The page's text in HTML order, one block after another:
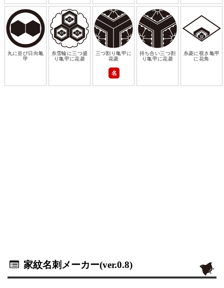
丸に並び日向亀
甲
糸雪輪に三つ盛
り亀甲に花菱
三つ割り亀甲に
花菱
名
持ち合い三つ割
り亀甲に花菱
糸菱に覗き亀甲
に花角
家紋名刺メーカー(ver.0.8)